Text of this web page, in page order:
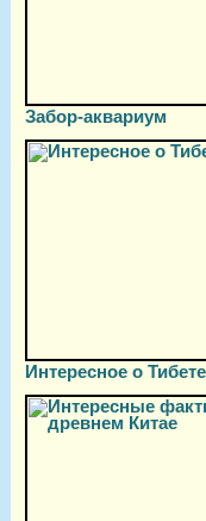
Забор-аквариум
Интересное о Тибете